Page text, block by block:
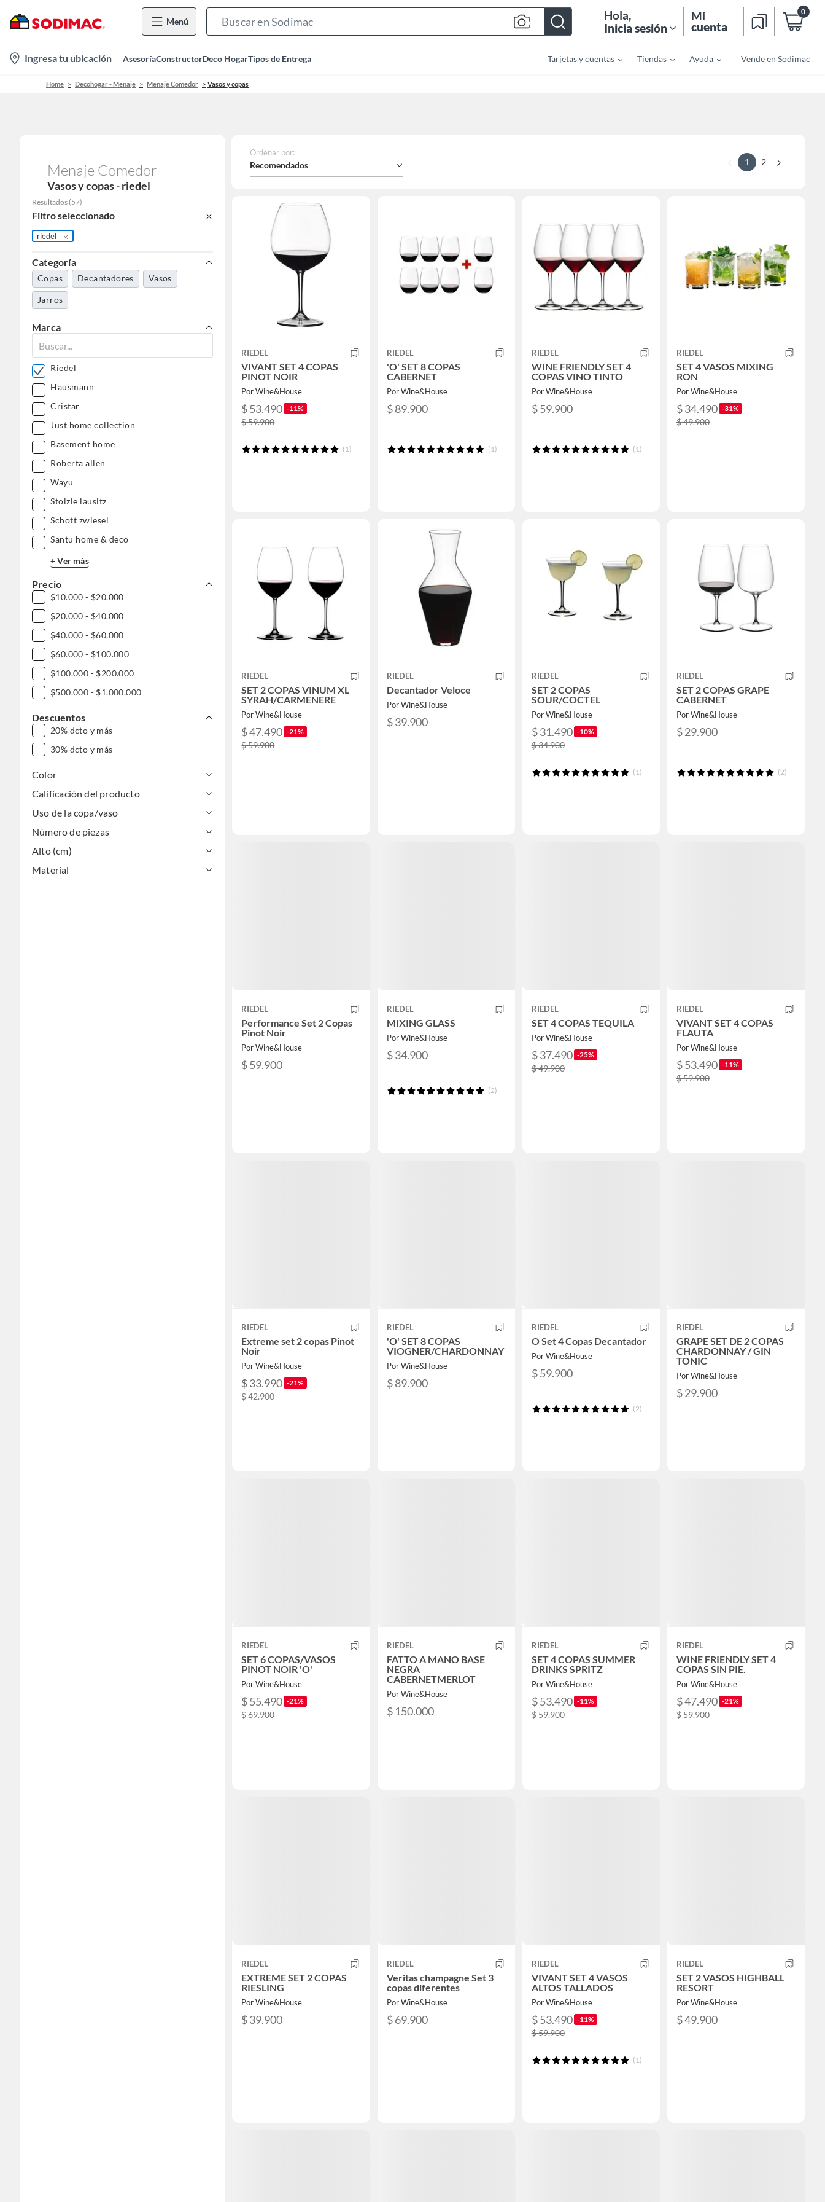
Menú
Bar
Hola,
Inicia sesión
Mi
cuenta
0
location-
icon
Ingresa tu ubicación AsesoríaConstructorDeco HogarTipos de Entrega Tarjetas y cuentas Tiendas Ayuda Vende en Sodimac
Home Decohogar - Menaje Menaje Comedor Vasos y copas
Menaje Comedor
Vasos y copas - riedel
Resultados (57)
Filtro seleccionado
riedel
Categoría
Copas Decantadores Vasos
Jarros
Marca
Riedel
Hausmann
Cristar
Just home collection
Basement home
Roberta allen
Wayu
Stolzle lausitz
Schott zwiesel
Santu home & deco
+ Ver más
Precio
$10.000 - $20.000
$20.000 - $40.000
$40.000 - $60.000
$60.000 - $100.000
$100.000 - $200.000
$500.000 - $1.000.000
Descuentos
20% dcto y más
30% dcto y más
Color
Calificación del producto
Uso de la copa/vaso
Número de piezas
Alto (cm)
Material
Ordenar por:
Recomendados 1 2
RIEDEL
VIVANT SET 4 COPAS
PINOT NOIR
Por Wine&House
$ 53.490 -11%
$ 59.900
(1)
RIEDEL
'O' SET 8 COPAS
CABERNET
Por Wine&House
$ 89.900
(1)
RIEDEL
WINE FRIENDLY SET 4
COPAS VINO TINTO
Por Wine&House
$ 59.900
(1)
RIEDEL
SET 4 VASOS MIXING
RON
Por Wine&House
$ 34.490 -31%
$ 49.900
RIEDEL
SET 2 COPAS VINUM XL
SYRAH/CARMENERE
Por Wine&House
$ 47.490 -21%
$ 59.900
RIEDEL
Decantador Veloce
Por Wine&House
$ 39.900
RIEDEL
SET 2 COPAS
SOUR/COCTEL
Por Wine&House
$ 31.490 -10%
$ 34.900
(1)
RIEDEL
SET 2 COPAS GRAPE
CABERNET
Por Wine&House
$ 29.900
(2)
RIEDEL
Performance Set 2 Copas
Pinot Noir
Por Wine&House
$ 59.900
RIEDEL
MIXING GLASS
Por Wine&House
$ 34.900
(2)
RIEDEL
SET 4 COPAS TEQUILA
Por Wine&House
$ 37.490 -25%
$ 49.900
RIEDEL
VIVANT SET 4 COPAS
FLAUTA
Por Wine&House
$ 53.490 -11%
$ 59.900
RIEDEL
Extreme set 2 copas Pinot
Noir
Por Wine&House
$ 33.990 -21%
$ 42.900
RIEDEL
'O' SET 8 COPAS
VIOGNER/CHARDONNAY
Por Wine&House
$ 89.900
RIEDEL
O Set 4 Copas Decantador
Por Wine&House
$ 59.900
(2)
RIEDEL
GRAPE SET DE 2 COPAS
CHARDONNAY / GIN
TONIC
Por Wine&House
$ 29.900
RIEDEL
SET 6 COPAS/VASOS
PINOT NOIR 'O'
Por Wine&House
$ 55.490 -21%
$ 69.900
RIEDEL
FATTO A MANO BASE
NEGRA
CABERNETMERLOT
Por Wine&House
$ 150.000
RIEDEL
SET 4 COPAS SUMMER
DRINKS SPRITZ
Por Wine&House
$ 53.490 -11%
$ 59.900
RIEDEL
WINE FRIENDLY SET 4
COPAS SIN PIE.
Por Wine&House
$ 47.490 -21%
$ 59.900
RIEDEL
EXTREME SET 2 COPAS
RIESLING
Por Wine&House
$ 39.900
RIEDEL
Veritas champagne Set 3
copas diferentes
Por Wine&House
$ 69.900
RIEDEL
VIVANT SET 4 VASOS
ALTOS TALLADOS
Por Wine&House
$ 53.490 -11%
$ 59.900
(1)
RIEDEL
SET 2 VASOS HIGHBALL
RESORT
Por Wine&House
$ 49.900